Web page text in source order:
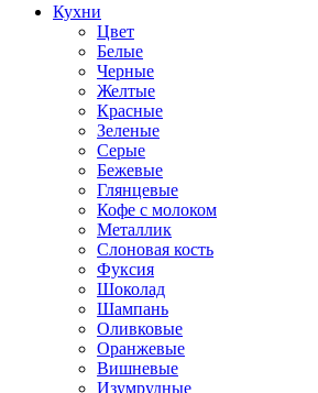
Кухни
Цвет
Белые
Черные
Желтые
Красные
Зеленые
Серые
Бежевые
Глянцевые
Кофе с молоком
Металлик
Слоновая кость
Фуксия
Шоколад
Шампань
Оливковые
Оранжевые
Вишневые
Изумрудные